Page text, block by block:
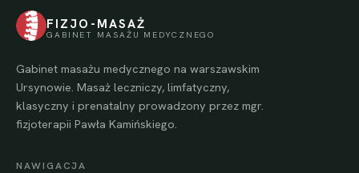
FIZJO-MASAŻ
GABINET MASAŻU MEDYCZNEGO
Gabinet masażu medycznego na warszawskim
Ursynowie. Masaż leczniczy, limfatyczny,
klasyczny i prenatalny prowadzony przez mgr.
fizjoterapii Pawła Kamińskiego.
NAWIGACJA